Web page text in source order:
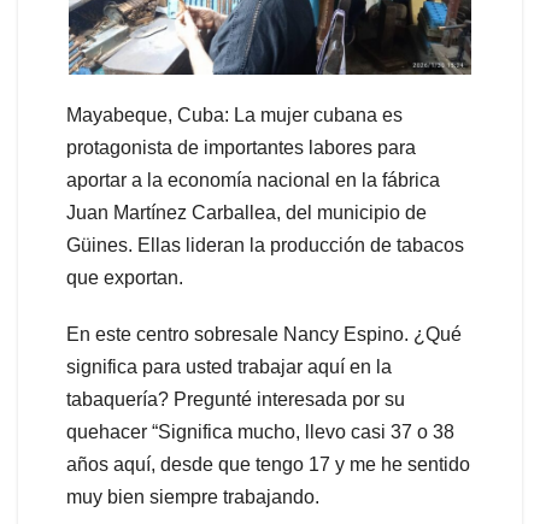
Mayabeque, Cuba: La mujer cubana es
protagonista de importantes labores para
aportar a la economía nacional en la fábrica
Juan Martínez Carballea, del municipio de
Güines. Ellas lideran la producción de tabacos
que exportan.
En este centro sobresale Nancy Espino. ¿Qué
significa para usted trabajar aquí en la
tabaquería? Pregunté interesada por su
quehacer “Significa mucho, llevo casi 37 o 38
años aquí, desde que tengo 17 y me he sentido
muy bien siempre trabajando.